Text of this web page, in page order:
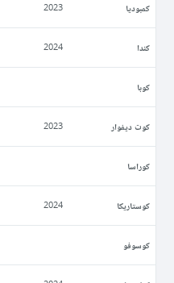
كمبوديا 2023
كندا 2024
كوبا
كوت ديفوار 2023
كوراسا
كوستاريكا 2024
كوسوفو